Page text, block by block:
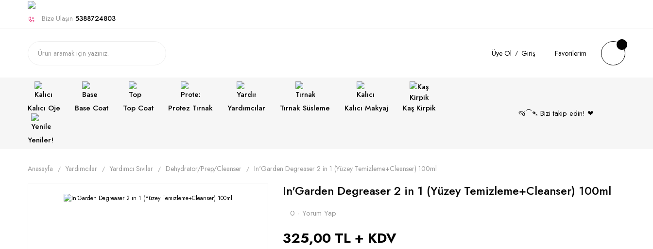
Bize Ulaşın 5388724803
Üye Ol Giriş Favorilerim
Kalıcı Oje Base Coat Top Coat Protez Tırnak Yardımcılar Tırnak Süsleme Kalıcı Makyaj Kaş Kirpik
Yeniler!
જ⁀➴ Bizi takip edin! ❤︎
Anasayfa Yardımcılar Yardımcı Sıvılar Dehydrator/Prep/Cleanser In'Garden Degreaser 2 in 1 (Yüzey Temizleme+Cleanser) 100ml
In'Garden Degreaser 2 in 1 (Yüzey Temizleme+Cleanser) 100ml
0 - Yorum Yap
325,00 TL + KDV